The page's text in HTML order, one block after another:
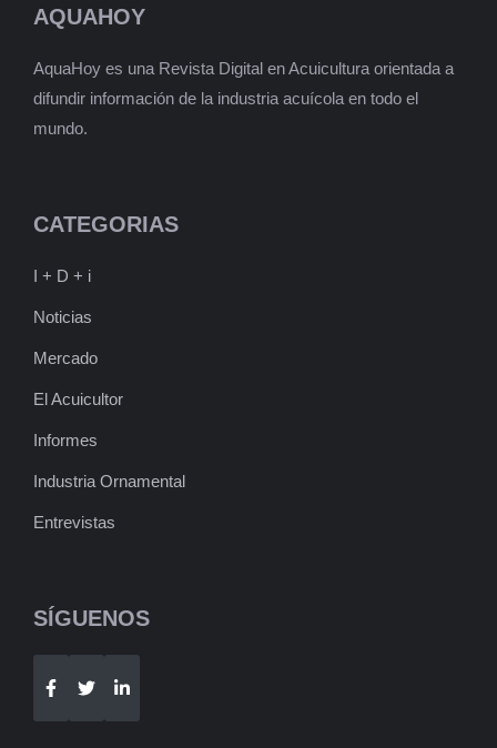
AQUAHOY
AquaHoy es una Revista Digital en Acuicultura orientada a
difundir información de la industria acuícola en todo el
mundo.
CATEGORIAS
I + D + i
Noticias
Mercado
El Acuicultor
Informes
Industria Ornamental
Entrevistas
SÍGUENOS
Telegram